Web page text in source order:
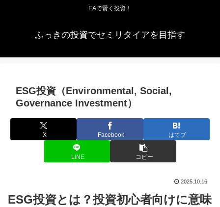
EAで賢く投資！
ふっきの投資でセミリタイアを目指す
ESG投資（Environmental, Social,
Governance Investment）
X Facebook はてブ
LINE コピー
2025.10.16
ESG投資とは？投資初心者向けに意味